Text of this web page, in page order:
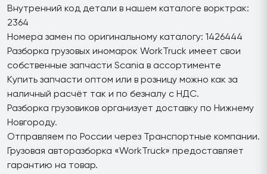
Внутренний код детали в нашем каталоге ворктрак:
2364
Номера замен по оригинальному каталогу: 1426444
Разборка грузовых иномарок WorkTruck имеет свои
собственные запчасти Scania в ассортименте
Купить запчасти оптом или в розницу можно как за
наличный расчёт так и по безналу с НДС.
Разборка грузовиков организует доставку по Нижнему
Новгороду.
Отправляем по России через Транспортные компании.
Грузовая авторазборка «WorkTruck» предоставляет
гарантию на товар.